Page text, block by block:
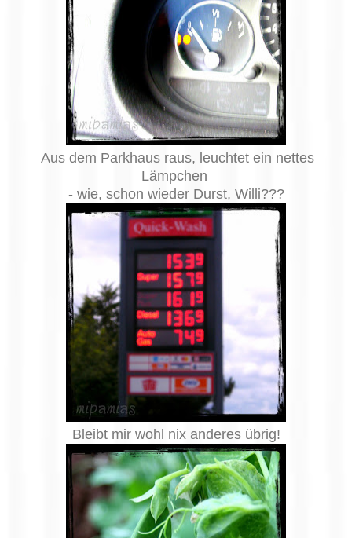
Aus dem Parkhaus raus, leuchtet ein nettes
Lämpchen
- wie, schon wieder Durst, Willi???
Bleibt mir wohl nix anderes übrig!